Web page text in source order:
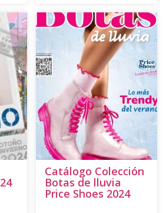
Catálogo Colección
Botas de lluvia
Price Shoes 2024